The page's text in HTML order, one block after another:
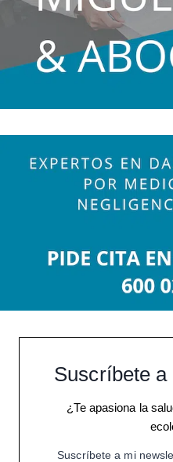
Suscríbete
¿Te apasiona la
Suscríbete a mi